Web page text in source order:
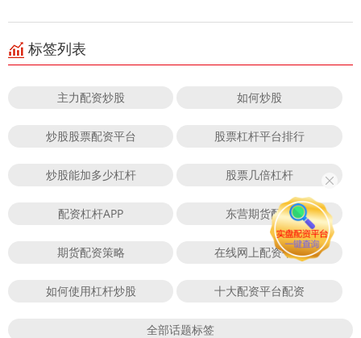
标签列表
主力配资炒股 如何炒股
炒股股票配资平台 股票杠杆平台排行
炒股能加多少杠杆 股票几倍杠杆
配资杠杆APP 东营期货配资
期货配资策略 在线网上配资平台
如何使用杠杆炒股 十大配资平台配资
全部话题标签